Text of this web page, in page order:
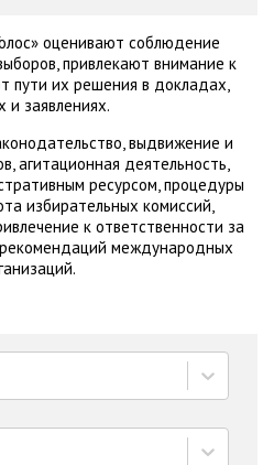
оценивают соблюдение
привлекают внимание к
пути их решения в докладах,
и заявлениях.
выдвижение и
агитационная деятельность,
ресурсом, процедуры
избирательных комиссий,
к ответственности за
международных